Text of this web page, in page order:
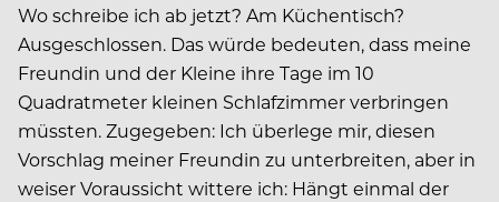
Wo schreibe ich ab jetzt? Am Küchentisch?
Ausgeschlossen. Das würde bedeuten, dass meine
Freundin und der Kleine ihre Tage im 10
Quadratmeter kleinen Schlafzimmer verbringen
müssten. Zugegeben: Ich überlege mir, diesen
Vorschlag meiner Freundin zu unterbreiten, aber in
weiser Voraussicht wittere ich: Hängt einmal der